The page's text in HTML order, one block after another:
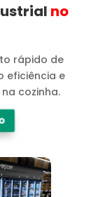
no
rápido de
eficiência e
cozinha.